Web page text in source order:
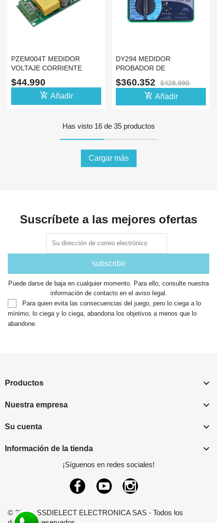
PZEM004T MEDIDOR
VOLTAJE CORRIENTE
POTENCIA UART
$44.990
add_shopping_cart Añadir
DY294 MEDIDOR
PROBADOR DE
TRANSISTORES
CAPACITOR TESTER
$360.352 $428.990
add_shopping_cart Añadir
Has visto 16 de 35 productos
Cargar más
Suscríbete a las mejores ofertas
Puede darse de baja en cualquier momento. Para ello, consulte nuestra
información de contacto en el aviso legal.
Para quien evita las consecuencias del juego, pero lo ciega a lo
mínimo, lo ciega y lo ciega, abandona los objetivos a menos que lo
abandone.
Productos 
Nuestra empresa 
Su cuenta 
Información de la tienda 
¡Síguenos en redes sociales!
FacebookYouTube
© 2026 - SSDIELECT ELECTRONICA SAS - Todos los